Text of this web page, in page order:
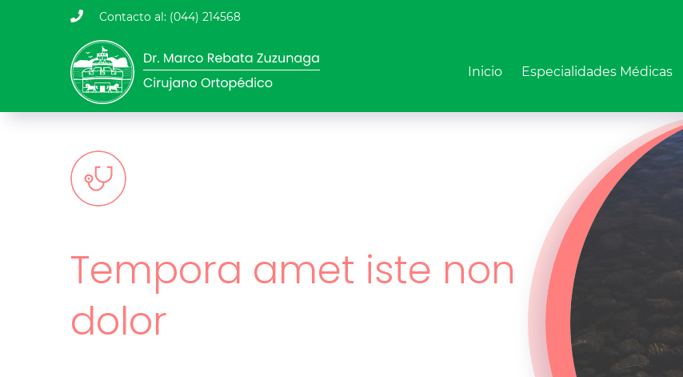
Contacto al: (044) 214568
Inicio Especialidades Médicas
Tempora amet iste non
dolor